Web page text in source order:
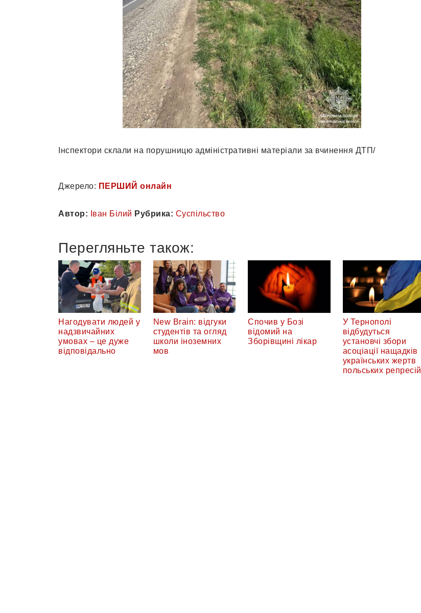
Інспектори склали на порушницю адміністративні матеріали за вчинення ДТП/
Джерело: ПЕРШИЙ онлайн
Автор: Іван Білий Рубрика: Суспільство
Перегляньте також:
Нагодувати людей у
надзвичайних
умовах – це дуже
відповідально
New Brain: відгуки
студентів та огляд
школи іноземних
мов
Спочив у Бозі
відомий на
Зборівщині лікар
У Тернополі
відбудуться
установчі збори
асоціації нащадків
українських жертв
польських репресій